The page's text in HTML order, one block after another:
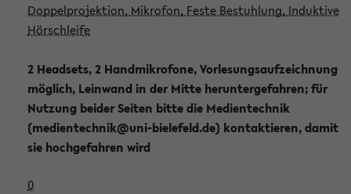
Doppelprojektion, Mikrofon, Feste Bestuhlung, Induktive
Hörschleife
2 Headsets, 2 Handmikrofone, Vorlesungsaufzeichnung
möglich, Leinwand in der Mitte heruntergefahren; für
Nutzung beider Seiten bitte die Medientechnik
(medientechnik@uni-bielefeld.de) kontaktieren, damit
sie hochgefahren wird
0